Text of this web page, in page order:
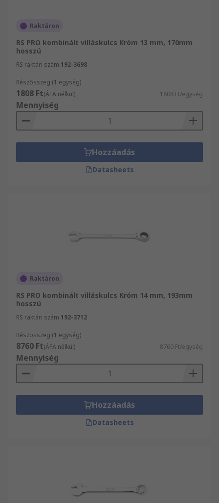
Raktáron
RS PRO kombinált villáskulcs Króm 13 mm, 170mm
hosszú
RS raktári szám 192-3698
Részösszeg (1 egység)
1808 Ft(ÁFA nélkül) 1808 Ft/egység
Mennyiség
Hozzáadás
Datasheets
Raktáron
RS PRO kombinált villáskulcs Króm 14 mm, 193mm
hosszú
RS raktári szám 192-3712
Részösszeg (1 egység)
8760 Ft(ÁFA nélkül) 8760 Ft/egység
Mennyiség
Hozzáadás
Datasheets